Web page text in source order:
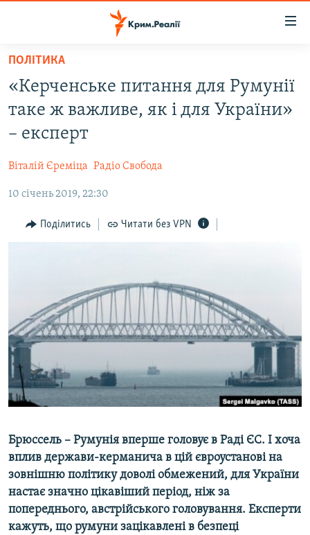
Перейти
основного
матеріалу
основної
Перейти
пошуку
ВОДА.КРИМ
БЛОГИ
ПОГЛЯД
ІНТЕРВ'Ю
ДЕПОРТАЦІЯ
ВІДЕОУРОКИ «ELIFBE»
СВІДЧЕННЯ ОКУПАЦІЇ
УКРАЇНСЬКА ПРОБЛЕМА КРИМУ
ІНФОГРАФІКА
ЯК ОБІЙТИ БЛОКУВАННЯ
Русский
Qırımtatar
ДОЛУЧАЙСЯ!
Усі сайти RFE/RL
ПОЛІТИКА
​«Керченське питання для Румунії
таке ж важливе, як і для України»
– експерт
Віталій Єреміца Радіо Свобода
10 січень 2019, 22:30
Поділитись Читати без VPN
Брюссель – Румунія вперше головує в Раді ЄС. І хоча
вплив держави-керманича в цій євроустанові на
зовнішню політику доволі обмежений, для України
настає значно цікавіший період, ніж за
попереднього, австрійського головування. Експерти
кажуть, що румуни зацікавлені в безпеці